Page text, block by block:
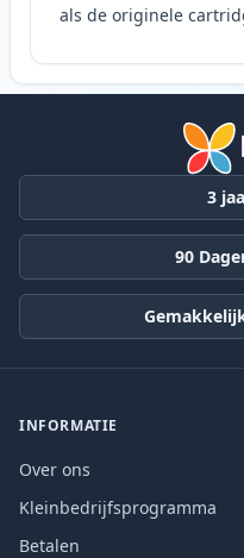
als de originele
3
90
INFORMATIE
Over ons
Kleinbedrijfsprogramma
Betalen